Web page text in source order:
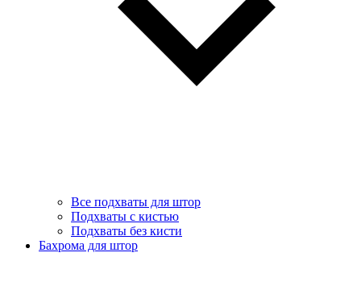
Все подхваты для штор
Подхваты с кистью
Подхваты без кисти
Бахрома для штор